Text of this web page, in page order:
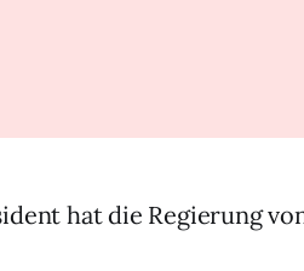
hat die Regierung